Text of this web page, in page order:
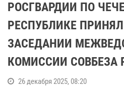
РОСГВАРДИИ ПО
РЕСПУБЛИКЕ
ЗАСЕДАНИИ
КОМИССИИ СОВБЕЗА
26 декабря 2025, 08:20